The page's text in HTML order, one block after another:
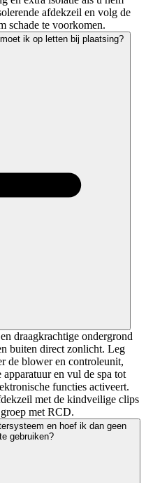
afdekzeil en volg de
schade te voorkomen.
ik op letten bij plaatsing?
draagkrachtige ondergrond
buiten direct zonlicht. Leg
de blower en controleunit,
apparatuur en vul de spa tot
functies activeert.
met de kindveilige clips
met RCD.
en hoef ik dan geen
gebruiken?